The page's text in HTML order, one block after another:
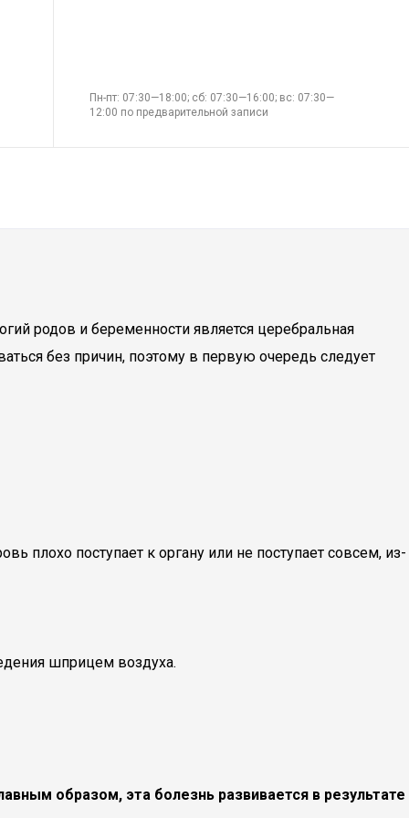
Пн-пт: 07:30—18:00; сб: 07:30—16:00; вс: 07:30—
12:00 по предварительной записи
родов и беременности является церебральная
без причин, поэтому в первую очередь следует
плохо поступает к органу или не поступает совсем, из-
шприцем воздуха.
образом, эта болезнь развивается в результате